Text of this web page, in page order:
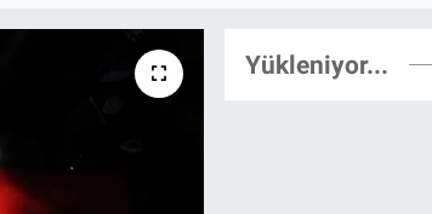
Yükleniyor...